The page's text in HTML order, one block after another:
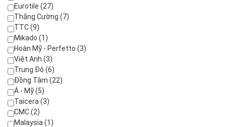
Eurotile (27)
Thắng Cường (7)
TTC (9)
Mikado (1)
Hoàn Mỹ - Perfetto (3)
Việt Anh (3)
Trung Đô (6)
Đồng Tâm (22)
Á - Mỹ (5)
Taicera (3)
CMC (2)
Malaysia (1)